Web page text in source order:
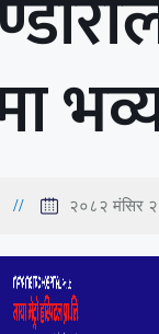
२०८२ मंसिर